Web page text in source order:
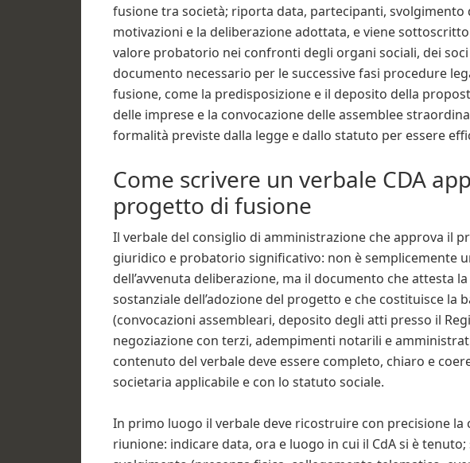
fusione tra società; riporta data, partecipanti, svolgimento
motivazioni e la deliberazione adottata, e viene
valore probatorio nei confronti degli organi sociali, dei
documento necessario per le successive fasi procedure
fusione, come la predisposizione e il deposito della
delle imprese e la convocazione delle assemblee
formalità previste dalla legge e dallo statuto per essere
Come scrivere un verbale CDA
progetto di fusione​
Il verbale del consiglio di amministrazione che approva il
giuridico e probatorio significativo: non è semplicemente
dell’avvenuta deliberazione, ma il documento che attesta
sostanziale dell’adozione del progetto e che costituisce la
(convocazioni assembleari, deposito degli atti presso il
negoziazione con terzi, adempimenti notarili e
contenuto del verbale deve essere completo, chiaro e
societaria applicabile e con lo statuto sociale.
In primo luogo il verbale deve ricostruire con precisione la
riunione: indicare data, ora e luogo in cui il CdA si è